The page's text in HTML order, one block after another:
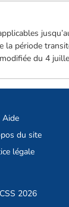
la période
du 4
Aide
du site
légale
2026